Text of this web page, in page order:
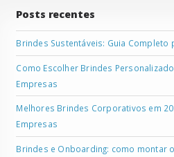
Posts recentes
Brindes Sustentáveis: Guia Completo
Como Escolher Brindes
Empresas
Melhores Brindes Corporativos em
Empresas
Brindes e Onboarding: como montar